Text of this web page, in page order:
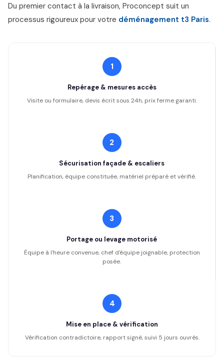
Du premier contact à la livraison, Proconcept suit un
processus rigoureux pour votre déménagement t3 Paris.
1
Repérage & mesures accès
Visite ou formulaire, devis écrit sous 24h, prix ferme garanti.
2
Sécurisation façade & escaliers
Planification, équipe constituée, matériel préparé et vérifié.
3
Portage ou levage motorisé
Équipe à l'heure convenue, chef d'équipe joignable, protection
posée.
4
Mise en place & vérification
Vérification contradictoire, rapport signé, suivi 5 jours ouvrés.